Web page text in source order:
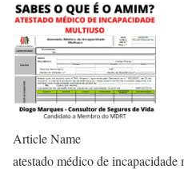
Article Name
atestado médico de